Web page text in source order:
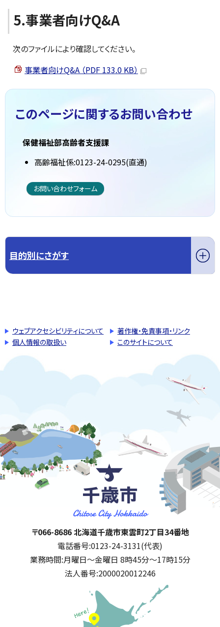
5.事業者向けQ&A
次のファイルにより確認してください。
事業者向けQ&A （PDF 133.0 KB）
このページに関するお問い合わせ
保健福祉部高齢者支援課
高齢福祉係:0123-24-0295(直通)
お問い合わせフォーム
目的別にさがす
ウェブアクセシビリティについて
著作権・免責事項・リンク
個人情報の取扱い
このサイトについて
千歳市
住所:
〒066-8686 北海道千歳市東雲町2丁目34番地
電話番号:0123-24-3131(代表)
業務時間:月曜日～金曜日 8時45分～17時15分
法人番号:2000020012246